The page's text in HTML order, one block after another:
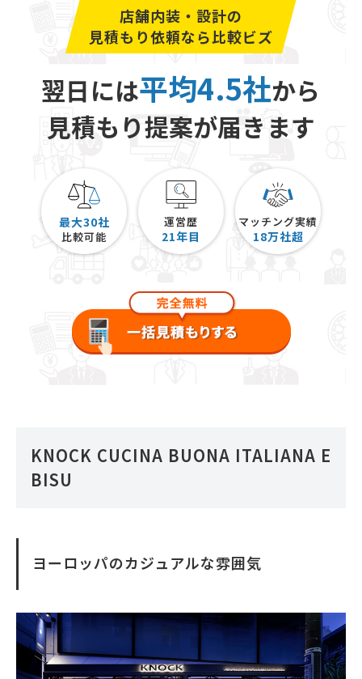
店舗内装・設計の
見積もり依頼なら比較ビズ
翌日には平均4.5社から
見積もり提案が届きます
最大30社
比較可能
運営歴
21年目
マッチング実績
18万社超
KNOCK CUCINA BUONA ITALIANA E
BISU
ヨーロッパのカジュアルな雰囲気